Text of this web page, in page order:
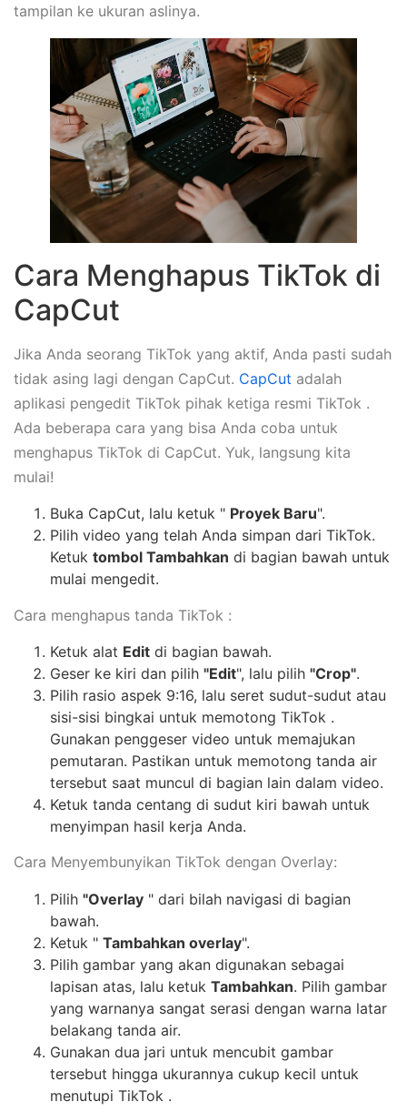
tampilan ke ukuran aslinya.
Cara Menghapus TikTok di
CapCut
Jika Anda seorang TikTok yang aktif, Anda pasti sudah
tidak asing lagi dengan CapCut. CapCut adalah
aplikasi pengedit TikTok pihak ketiga resmi TikTok .
Ada beberapa cara yang bisa Anda coba untuk
menghapus TikTok di CapCut. Yuk, langsung kita
mulai!
Buka CapCut, lalu ketuk " Proyek Baru".
Pilih video yang telah Anda simpan dari TikTok.
Ketuk tombol Tambahkan di bagian bawah untuk
mulai mengedit.
Cara menghapus tanda TikTok :
Ketuk alat Edit di bagian bawah.
Geser ke kiri dan pilih "Edit", lalu pilih "Crop".
Pilih rasio aspek 9:16, lalu seret sudut-sudut atau
sisi-sisi bingkai untuk memotong TikTok .
Gunakan penggeser video untuk memajukan
pemutaran. Pastikan untuk memotong tanda air
tersebut saat muncul di bagian lain dalam video.
Ketuk tanda centang di sudut kiri bawah untuk
menyimpan hasil kerja Anda.
Cara Menyembunyikan TikTok dengan Overlay:
Pilih "Overlay " dari bilah navigasi di bagian
bawah.
Ketuk " Tambahkan overlay".
Pilih gambar yang akan digunakan sebagai
lapisan atas, lalu ketuk Tambahkan. Pilih gambar
yang warnanya sangat serasi dengan warna latar
belakang tanda air.
Gunakan dua jari untuk mencubit gambar
tersebut hingga ukurannya cukup kecil untuk
menutupi TikTok .